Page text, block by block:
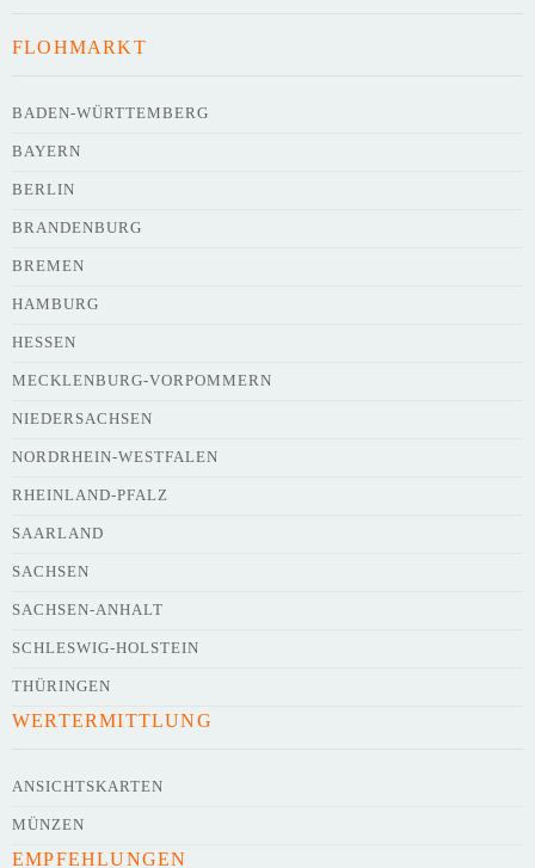
Webseite
Kurze Beschreibung des Flohmarkts
Kontaktdaten des Veranstalters
FLOHMARKT
BADEN-WÜRTTEMBERG
BAYERN
BERLIN
BRANDENBURG
BREMEN
HAMBURG
HESSEN
MECKLENBURG-VORPOMMERN
NIEDERSACHSEN
NORDRHEIN-WESTFALEN
RHEINLAND-PFALZ
SAARLAND
SACHSEN
SACHSEN-ANHALT
SCHLESWIG-HOLSTEIN
THÜRINGEN
WERTERMITTLUNG
ANSICHTSKARTEN
MÜNZEN
EMPFEHLUNGEN